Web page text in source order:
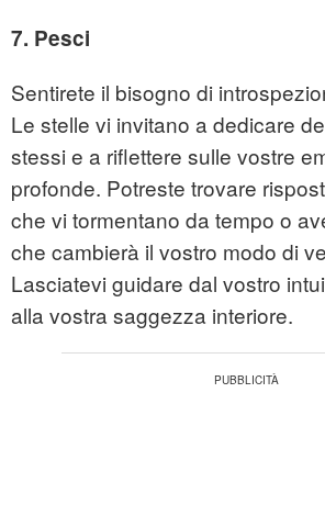
7. Pesci
Sentirete il bisogno di
Le stelle vi invitano a dedicare
stessi e a riflettere sulle vostre
profonde. Potreste trovare
che vi tormentano da tempo o
che cambierà il vostro modo di
Lasciatevi guidare dal vostro
alla vostra saggezza interiore.